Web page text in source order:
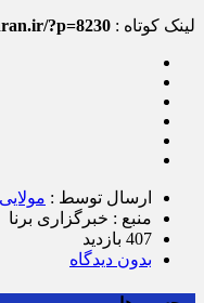
لینک کوتاه : ?p=8230
ارسال توسط : مولایی
منبع : خبرگزاری برنا
407 بازدید
بدون دیدگاه